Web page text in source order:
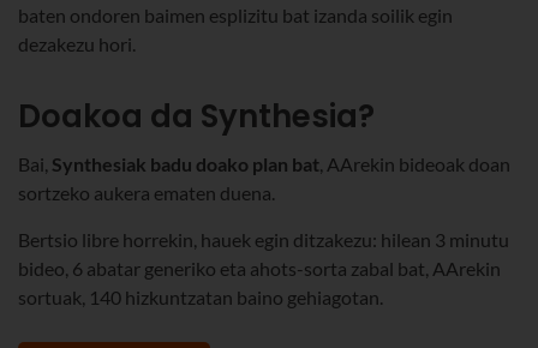
baten ondoren baimen esplizitu bat izanda soilik egin
dezakezu hori.
Doakoa da Synthesia?
Bai, Synthesiak badu doako plan bat, AArekin bideoak doan
sortzeko aukera ematen duena.
Bertsio libre horrekin, hauek egin ditzakezu: hilean 3 minutu
bideo, 6 abatar generiko eta ahots-sorta zabal bat, AArekin
sortuak, 140 hizkuntzatan baino gehiagotan.